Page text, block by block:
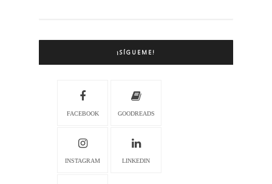
¡SÍGUEME!
FACEBOOK GOODREADS
INSTAGRAM LINKEDIN